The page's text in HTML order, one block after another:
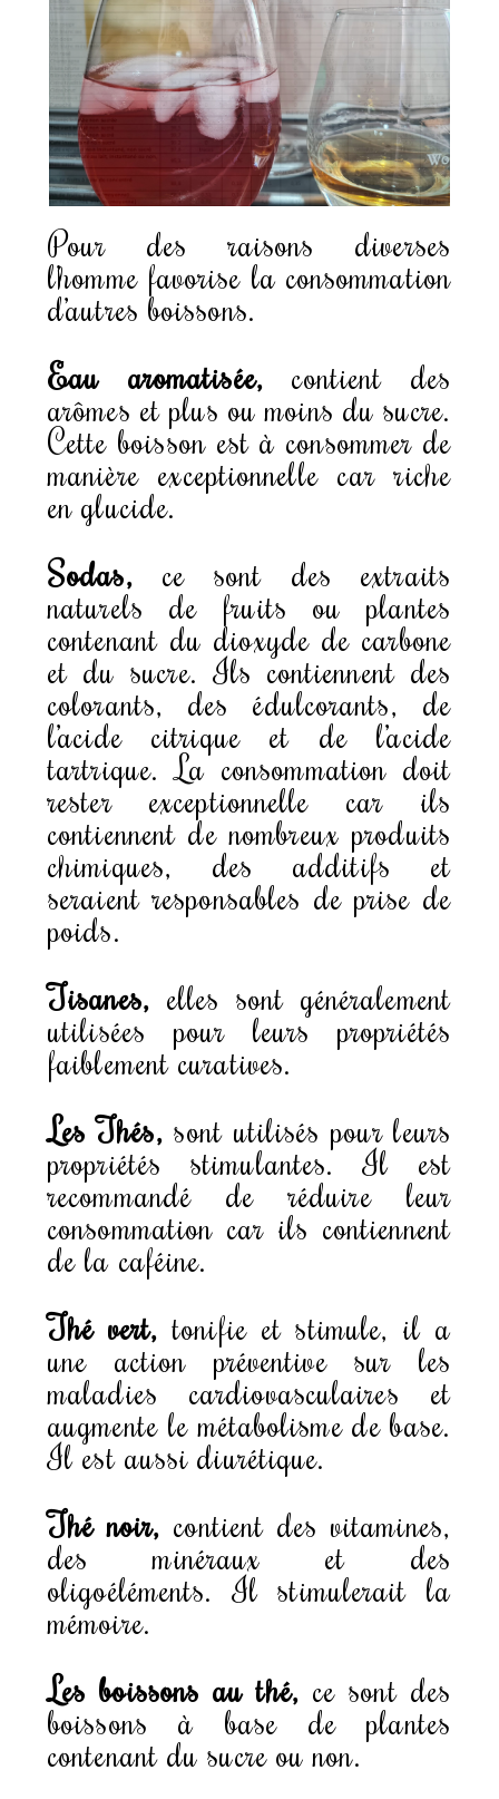
Pour des raisons diverses
l’homme favorise la consommation
d’autres boissons.
Eau aromatisée,contient des
arômes et plus ou moins du sucre.
Cette boisson est à consommer de
manière exceptionnelle car riche
en glucide.
Sodas, ce sont des extraits
naturels de fruits ou plantes
contenant du dioxyde de carbone
et du sucre. Ils contiennent des
colorants, des édulcorants, de
l’acide citrique et de l’acide
tartrique. La consommation doit
rester exceptionnelle car ils
contiennent de nombreux produits
chimiques, des additifs et
seraient responsables de prise de
poids.
Tisanes, elles sont généralement
utilisées pour leurs propriétés
faiblement curatives.
Les Thés, sont utilisés pour leurs
propriétés stimulantes. Il est
recommandé de réduire leur
consommation car ils contiennent
de la caféine.
Thé vert, tonifie et stimule, il a
une action préventive sur les
maladies cardiovasculaires et
augmente le métabolisme de base.
Il est aussi diurétique.
Thé noir, contient des vitamines,
des minéraux et des
oligoéléments. Il stimulerait la
mémoire.
Les boissons au thé, ce sont des
boissons à base de plantes
contenant du sucre ou non.